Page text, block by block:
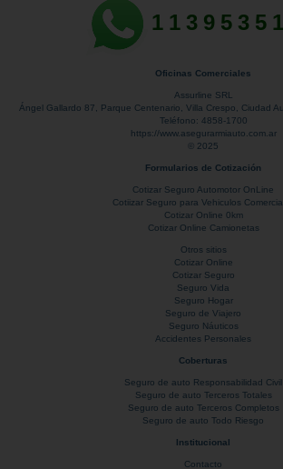
Oficinas Comerciales
Assurline SRL
Ángel Gallardo 87, Parque Centenario, Villa Crespo, Ciudad
Teléfono: 4858-1700
https://www.asegurarmiauto.com.ar
© 2025
Formularios de Cotización
Cotizar Seguro Automotor OnLine
Cotiizar Seguro para Vehiculos
Cotizar Online 0km
Cotizar Online Camionetas
Otros sitios
Cotizar Online
Cotizar Seguro
Seguro Vida
Seguro Hogar
Seguro de Viajero
Seguro Náuticos
Accidentes Personales
Coberturas
Seguro de auto Responsabilidad Civil
Seguro de auto Terceros Totales
Seguro de auto Terceros Completos
Seguro de auto Todo Riesgo
Institucional
Contacto